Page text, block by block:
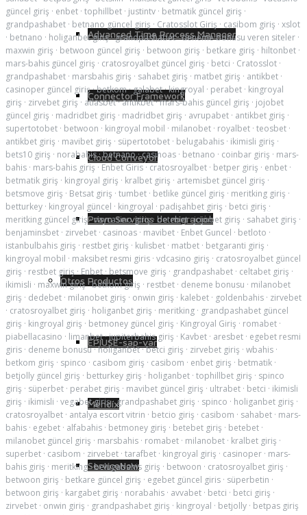
Advanced Time Process Manager
Connector Framework
Cloud Conveyor
Prism Servicios de migración
Otros Productos
EPIUSE-sap-var
Mendix
ServiceNow
güncel giriş · enbet · tophillbet · justintv · betmatik güncel giriş ·
grandpashabet · betnano güncel giriş · Cratosslot Giriş · casibom giriş · xslot
· betnano · holiganbet giriş·grandpashabet·deneme bonusu veren siteler ·
maxwin giriş · betwoon güncel giriş · betwoon giriş · betkare giriş · hiltonbet ·
mars-bahis güncel giriş · cratosroyalbet güncel giriş · betci · Cratosslot ·
grandpashabet · marsbahis giriş · sahabet giriş · matbet giriş · antikbet ·
casinoper güncel giriş·betkom·galabet·kingroyal · perabet · kingroyal
giriş · zirvebet giriş · atlasbet·antikbet·mars-bahis güncel giriş · jojobet
güncel giriş · madridbet giriş · madridbet giriş · avrupabet · antikbet giriş ·
supertotobet · betwoon · kingroyal mobil · milanobet · royalbet · teosbet ·
antikbet giriş · mavibet giriş · süpertotobet · belugabahis · ikimisli giriş ·
bets10 giriş · norabahis·betnano·casinoas · betnano · coinbar giriş · mars-
bahis · mars-bahis giriş · Enbet Giris · cratosroyalbet · betper giriş · enbet ·
betmatik giriş · kingroyal giriş · kralbet giriş · artemisbet güncel giriş ·
betsmove giriş · Betsat giriş · tumbet · betlike güncel giriş · meritking giriş ·
betturkey · kingroyal güncel · kingroyal · padişahbet giriş · betci giriş ·
meritking güncel giriş·vaycasino giriş· betebet·jojobet giriş · sahabet giriş ·
benjaminsbet · zirvebet · casinoas · mavibet · Enbet Guncel · betloto ·
istanbulbahis giriş · restbet giriş · kulisbet · matbet · betgaranti giriş ·
kingroyal mobil · maksibet resmi giris · vdcasino giriş · cratosroyalbet güncel
giriş · restbet giriş · Enbet · betsmove giriş · grandpashabet · celtabet giriş ·
ikimisli · maxwin giriş·betkom giriş · restbet · deneme bonusu · milanobet
giriş · dedebet · milanobet giriş · onwin giriş · kalebet · goldenbahis · zirvebet
· cratosroyalbet giriş · holiganbet giriş · meritking · grandpashabet güncel
giriş · kingroyal giriş · betmoney güncel giriş · Kingroyal Giriş · romabet ·
piabellacasino · limanbet·jupiterbahis giriş · Kavbet · aresbet · egebet resmi
giris · deneme bonusu·holiganbet·betci giriş · zirvebet giriş · wbahis ·
betkom giriş · spinco · casibom giriş · casibom · enbet giriş · betmatik ·
betjolly güncel giriş · betturkey giriş · holiganbet · tophillbet giriş · spinco
giriş · süperbet · perabet giriş · mavibet güncel giriş · ultrabet · betci · ikimisli
giriş · ikimisli · vegabet giriş·grandpashabet giriş · spinco · holiganbet giriş ·
cratosroyalbet · antalya escort vitrin · betcio giriş · casibom · sahabet · mars-
bahis · egebet · alfabahis · betmoney giriş · betebet giriş · betebet ·
milanobet güncel giriş · marsbahis · romabet · milanobet · kralbet giriş ·
superbet · casibom · zirvebet · tarafbet · kingroyal giriş · casinoper · mars-
bahis giriş · meritking·belugabahis giriş · betwoon · cratosroyalbet giriş ·
betwoon giriş · betkare güncel giriş · egebet güncel giris · süperbetin ·
betwoon giriş · kargabet giriş · norabahis · avvabet · betci · betci giriş ·
zirvebet · onwin giriş · grandpashabet giriş · kingroyal · betjolly · betpas giriş